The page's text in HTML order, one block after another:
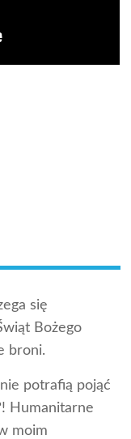
się
Bożego
broni.
potrafią pojąć
Humanitarne
moim